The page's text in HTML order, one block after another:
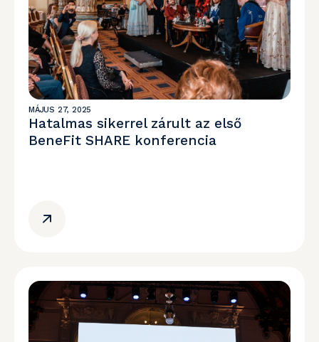
MÁJUS 27, 2025
Hatalmas sikerrel zárult az első
BeneFit SHARE konferencia